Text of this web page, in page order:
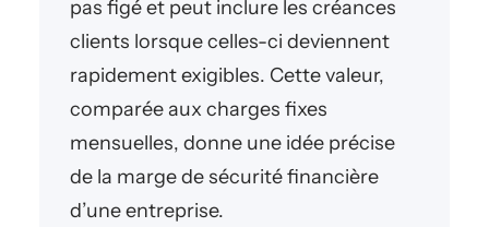
pas figé et peut inclure les créances
clients lorsque celles-ci deviennent
rapidement exigibles. Cette valeur,
comparée aux charges fixes
mensuelles, donne une idée précise
de la marge de sécurité financière
d’une entreprise.